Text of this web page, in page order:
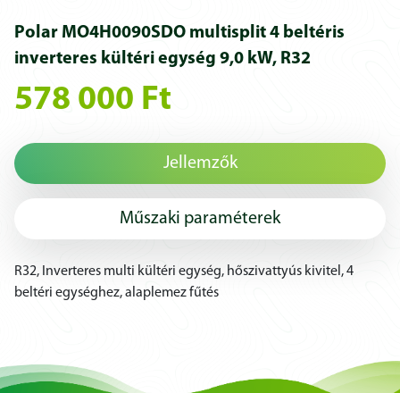
Polar MO4H0090SDO multisplit 4 beltéris
inverteres kültéri egység 9,0 kW, R32
578 000 Ft
Jellemzők
Műszaki paraméterek
R32, Inverteres multi kültéri egység, hőszivattyús kivitel, 4
beltéri egységhez, alaplemez fűtés